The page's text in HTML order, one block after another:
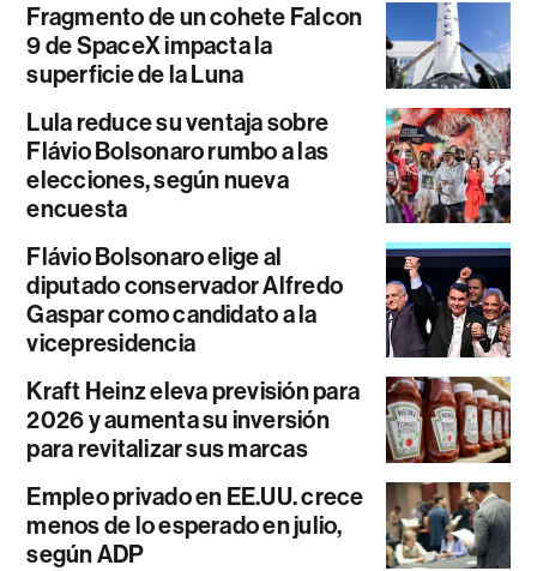
Fragmento de un cohete Falcon
9 de SpaceX impacta la
superficie de la Luna
Lula reduce su ventaja sobre
Flávio Bolsonaro rumbo a las
elecciones, según nueva
encuesta
Flávio Bolsonaro elige al
diputado conservador Alfredo
Gaspar como candidato a la
vicepresidencia
Kraft Heinz eleva previsión para
2026 y aumenta su inversión
para revitalizar sus marcas
Empleo privado en EE.UU. crece
menos de lo esperado en julio,
según ADP